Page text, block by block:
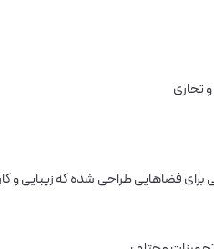
تجاری
برای فضاهایی طراحی شده که زیبایی